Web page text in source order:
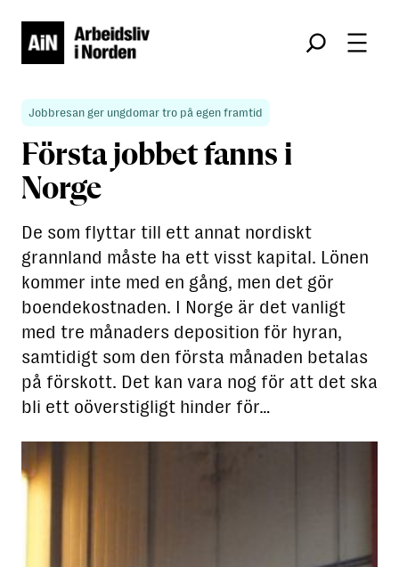
Søk
Jobbresan ger ungdomar tro på egen framtid
Första jobbet fanns i
Norge
De som flyttar till ett annat nordiskt
grannland måste ha ett visst kapital. Lönen
kommer inte med en gång, men det gör
boendekostnaden. I Norge är det vanligt
med tre månaders deposition för hyran,
samtidigt som den första månaden betalas
på förskott. Det kan vara nog för att det ska
bli ett oöverstigligt hinder för…